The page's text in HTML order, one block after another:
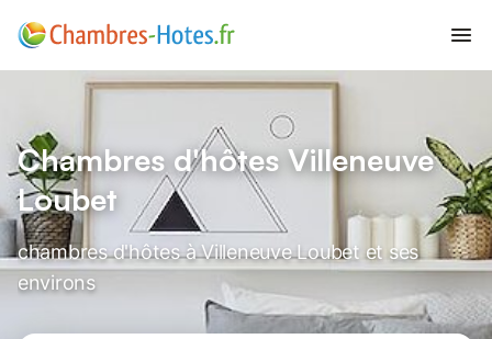
Chambres d'hôtes Villeneuve
Loubet
chambres d'hôtes à Villeneuve Loubet et ses
environs